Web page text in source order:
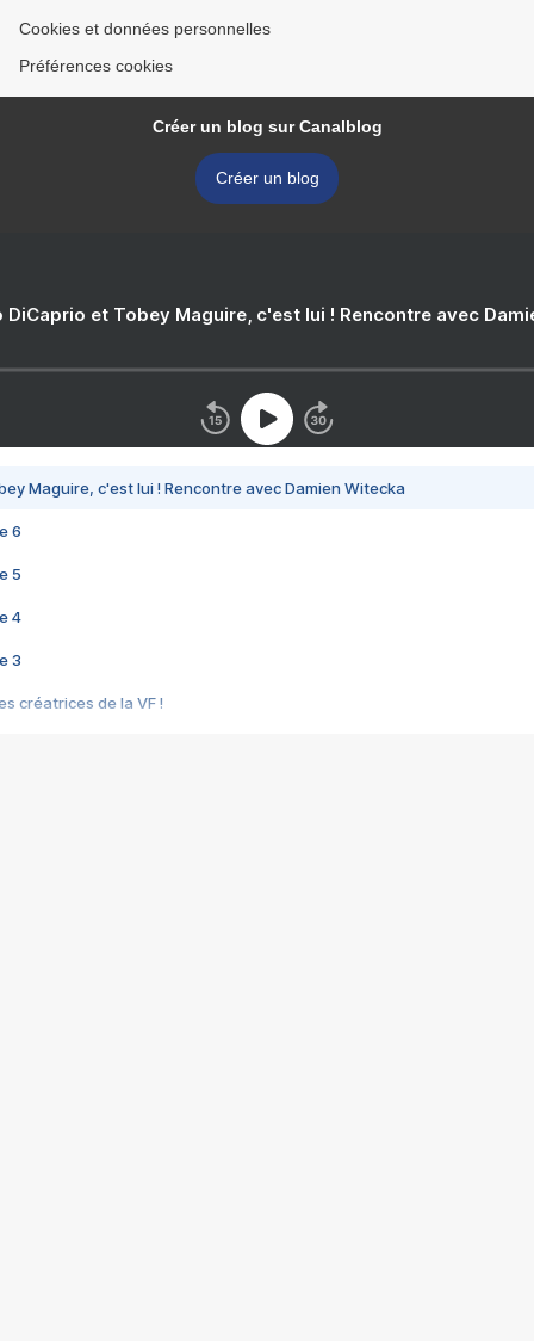
Cookies et données personnelles
Préférences cookies
Créer un blog sur Canalblog
Créer un blog
DiCaprio et Tobey Maguire, c'est lui ! Rencontre avec
Maguire, c'est lui ! Rencontre avec Damien Witecka
6
5
4
3
créatrices de la VF !